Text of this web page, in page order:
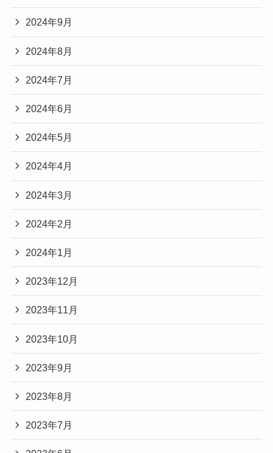
2024年9月
2024年8月
2024年7月
2024年6月
2024年5月
2024年4月
2024年3月
2024年2月
2024年1月
2023年12月
2023年11月
2023年10月
2023年9月
2023年8月
2023年7月